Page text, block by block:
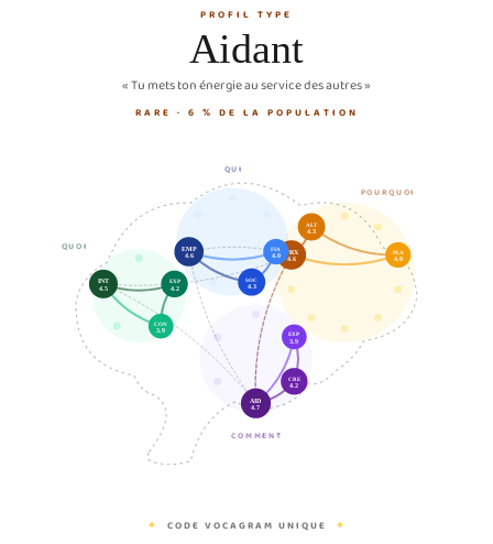
PROFIL TYPE
Aidant
« Tu mets ton énergie au service des autres »
RARE · 6 % DE LA POPULATION
PRX
4.6
ALT
4.3
PLA
4.0
EMP
4.6
SOC
4.3
FIA
4.0
INT
4.5
EXP
4.2
CON
3.9
AID
4.7
CRE
4.2
EXP
3.9
POURQUOI
QUI
QUOI
COMMENT
✦ CODE VOCAGRAM UNIQUE ✦